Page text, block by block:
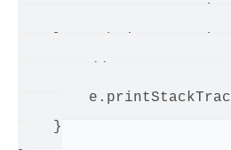
// TODO Auto-
    }